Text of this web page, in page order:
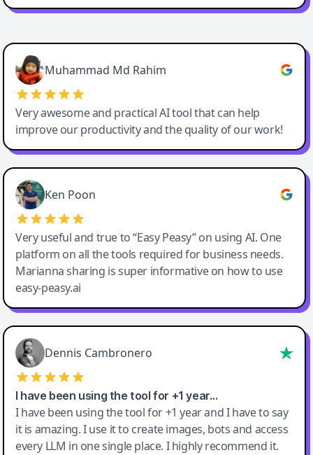
Easy-Peasy AI
Muhammad Md Rahim
Very awesome and practical AI tool that can help
improve our productivity and the quality of our work!
Ken Poon
Very useful and true to “Easy Peasy” on using AI. One
platform on all the tools required for business needs.
Marianna sharing is super informative on how to use
easy-peasy.ai
Dennis Cambronero
I have been using the tool for +1 year…
I have been using the tool for +1 year and I have to say
it is amazing. I use it to create images, bots and access
every LLM in one single place. I highly recommend it.